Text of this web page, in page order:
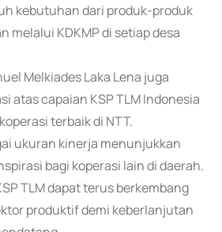
kebutuhan dari produk-produk
melalui KDKMP di setiap desa
Melkiades Laka Lena juga
atas capaian KSP TLM Indonesia
terbaik di NTT.
ukuran kinerja menunjukkan
bagi koperasi lain di daerah.
TLM dapat terus berkembang
produktif demi keberlanjutan